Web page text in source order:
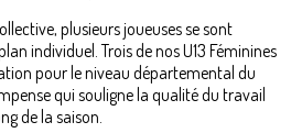
plusieurs joueuses se sont
individuel. Trois de nos U13 Féminines
pour le niveau départemental du
qui souligne la qualité du travail
de la saison.